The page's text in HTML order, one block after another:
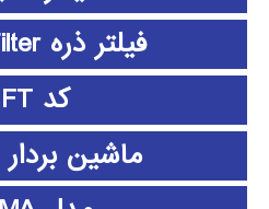
فیلتر ذره particle filter
کد SIFT
ماشین